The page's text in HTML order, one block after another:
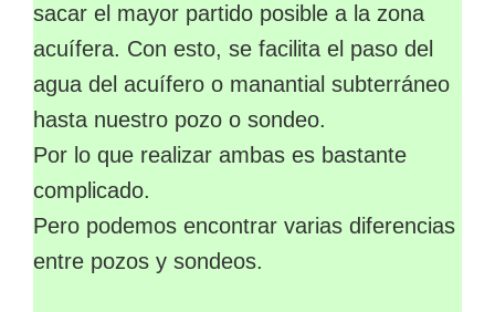
sacar el mayor partido posible a la zona
acuífera. Con esto, se facilita el paso del
agua del acuífero o manantial subterráneo
hasta nuestro pozo o sondeo.
Por lo que realizar ambas es bastante
complicado.
Pero podemos encontrar varias diferencias
entre pozos y sondeos.